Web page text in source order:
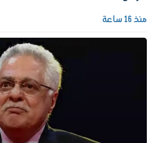
منذ 16 ساعة